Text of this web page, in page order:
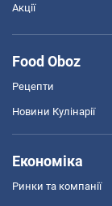
Акції
Food Oboz
Рецепти
Новини Кулінарії
Економіка
Ринки та компанії